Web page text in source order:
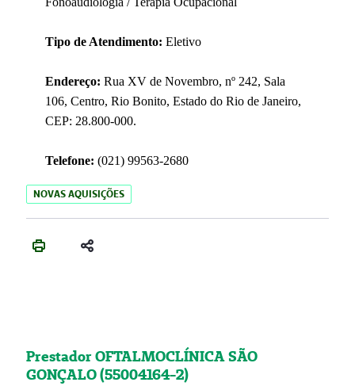
Tipo de Atendimento: Eletivo
Endereço: Rua XV de Novembro, nº 242, Sala
106, Centro, Rio Bonito, Estado do Rio de Janeiro,
CEP: 28.800-000.
Telefone: (021) 99563-2680
NOVAS AQUISIÇÕES
Prestador OFTALMOCLÍNICA SÃO
GONÇALO (55004164-2)